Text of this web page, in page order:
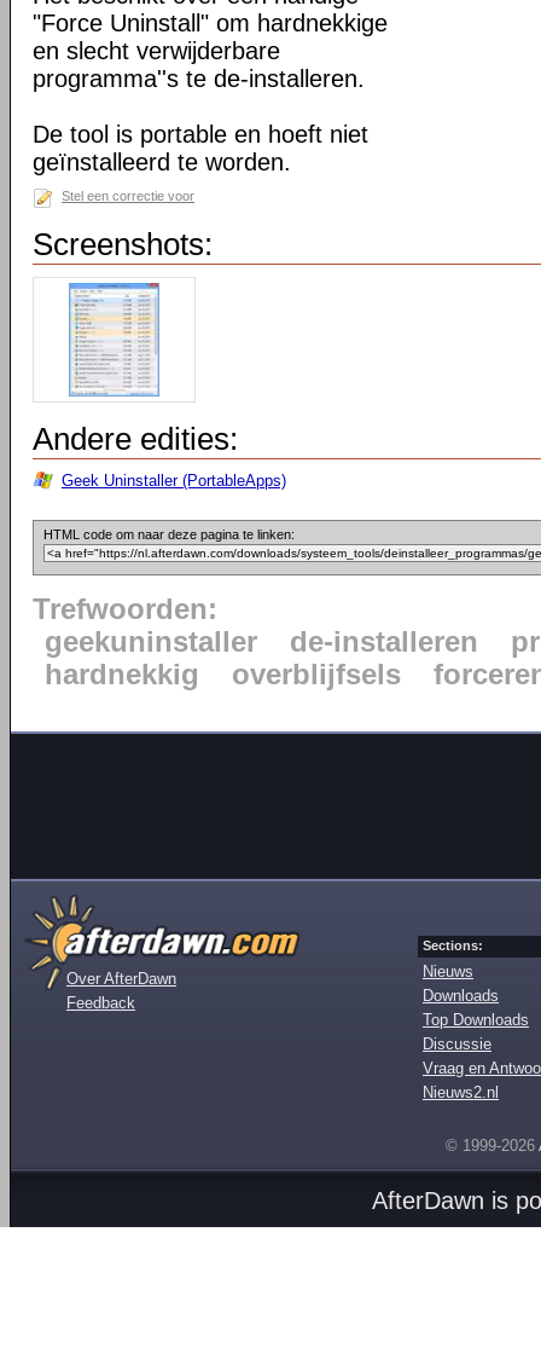
"Force Uninstall" om hardnekkige
en slecht verwijderbare
programma''s te de-installeren.
De tool is portable en hoeft niet
geïnstalleerd te worden.
Stel een correctie voor
Screenshots:
Andere edities:
Geek Uninstaller (PortableApps)
HTML code om naar deze pagina te linken:
Trefwoorden:
geekuninstaller
de-installeren
hardnekkig
overblijfsels
Over AfterDawn
Feedback
Sections:
Nieuws
Downloads
Top Downloads
Discussie
Vraag en
Nieuws2.nl
© 1999-2026
AfterDawn is